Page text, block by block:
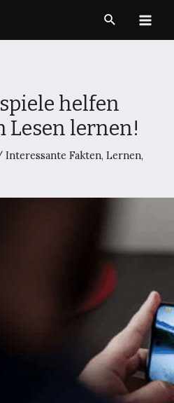
Suche
helfen
Lesen lernen!
Interessante Fakten, Lernen,